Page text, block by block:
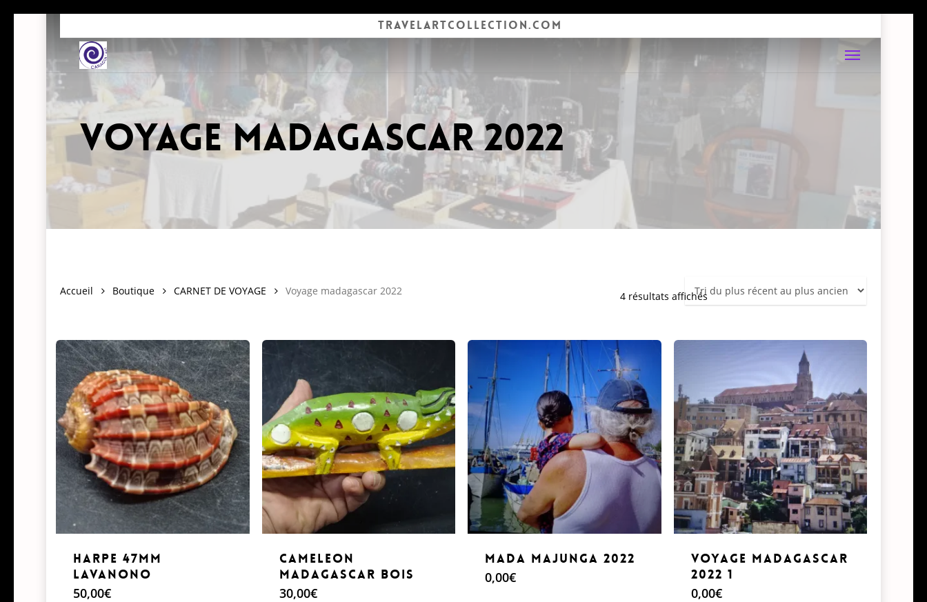
TRAVELARTCOLLECTION.COM
Menu
Voyage madagascar 2022
4 résultats affichésTrié
du
plus
Accueil Boutique CARNET DE VOYAGE Voyage madagascar 2022
Harpe 47mm
Lavanono
50,00€
cameleon
madagascar bois
30,00€
Mada Majunga 2022
0,00€
Voyage Madagascar
2022 1
0,00€